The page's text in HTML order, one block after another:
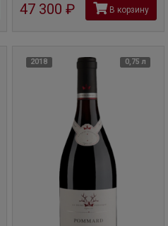
47 300 рубВ корзину
2018 0,75 л